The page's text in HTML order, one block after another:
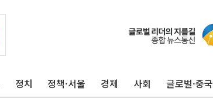
정치 정책·서울 경제 사회 글로벌·중국